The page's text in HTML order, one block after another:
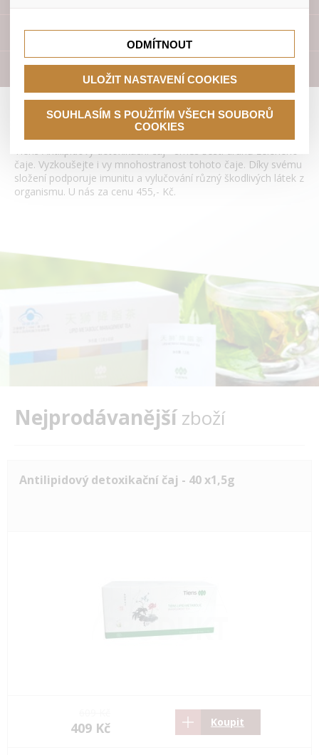
Přístroje
Antilipidový detoxikační čaj Tianshi
Tiens Antilipidový detoxikační čaj - směs šesti druhů zeleného
čaje. Vyzkoušejte i vy mnohostranost tohoto čaje. Díky svému
složení podporuje imunitu a vylučování různý škodlivých látek z
organismu. U nás za cenu 455,- Kč.
Nejprodávanějšízboží
Antilipidový detoxikační čaj - 40 x1,5g
409 Kč Koupit
se nevhodným doporučením produktů či jiným
nedůležitým nabídkám.
marketingové kampaně.
ODMÍTNOUT
ULOŽIT NASTAVENÍ COOKIES
SOUHLASÍM S POUŽITÍM VŠECH SOUBORŮ
COOKIES